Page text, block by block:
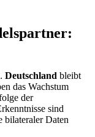
Deutschland bleibt
das Wachstum
der
sind
bilateraler Daten